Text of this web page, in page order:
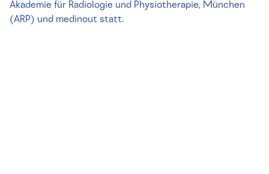
Akademie für Radiologie und Physiotherapie, München
(ARP) und medinout statt.